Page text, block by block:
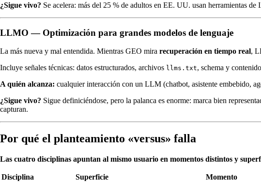
¿Sigue vivo? Se acelera: más del 25 % de adultos en EE. UU. usan herramientas
LLMO — Optimización para grandes modelos de lenguaje
La más nueva y mal entendida. Mientras GEO mira recuperación en tiempo real,
Incluye señales técnicas: datos estructurados, archivos llms.txt, schema y
A quién alcanza: cualquier interacción con un LLM (chatbot, asistente embebido,
¿Sigue vivo? Sigue definiciéndose, pero la palanca es enorme: marca bien
capturan.
Por qué el planteamiento «versus» falla
Las cuatro disciplinas apuntan al mismo usuario en momentos distintos y
Disciplina Superficie
Momento